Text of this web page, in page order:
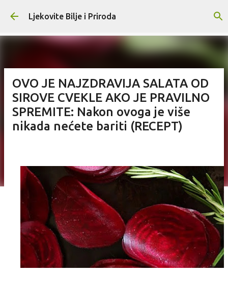
Skip to main content
Ljekovite Bilje i Priroda
OVO JE NAJZDRAVIJA SALATA OD
SIROVE CVEKLE AKO JE PRAVILNO
SPREMITE: Nakon ovoga je više
nikada nećete bariti (RECEPT)